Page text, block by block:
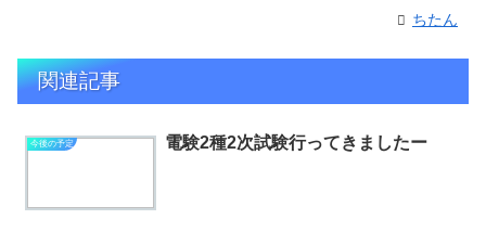
ちたん
関連記事
今後の予定 電験2種2次試験行ってきましたー